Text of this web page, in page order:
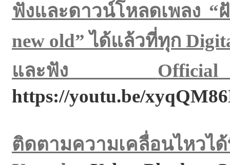
ฟังและดาวน์โหลดเพลง “
new old”ได้แล้วที่ทุก
และฟัง
https://youtu.be/xyqQM86
ติดตามความเคลื่อนไหวไ